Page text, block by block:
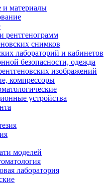
и материалы
рентгенограмм
снимков
лабораторий и кабинетов
безопасности, одежда
изображений
компрессоры
устройства
моделей
лаборатория